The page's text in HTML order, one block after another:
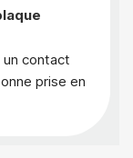
un contact
prise en